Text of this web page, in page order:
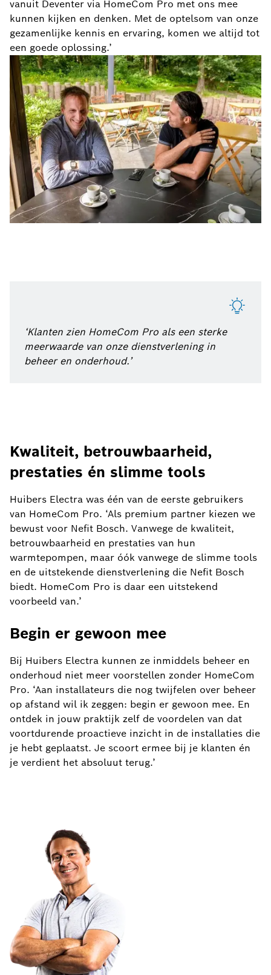
vanuit Deventer via HomeCom Pro met ons mee
kunnen kijken en denken. Met de optelsom van onze
gezamenlijke kennis en ervaring, komen we altijd tot
een goede oplossing.’
‘Klanten zien HomeCom Pro als een sterke
meerwaarde van onze dienstverlening in
beheer en onderhoud.’
Kwaliteit, betrouwbaarheid,
prestaties én slimme tools
Huibers Electra was één van de eerste gebruikers
van HomeCom Pro. ‘Als premium partner kiezen we
bewust voor Nefit Bosch. Vanwege de kwaliteit,
betrouwbaarheid en prestaties van hun
warmtepompen, maar óók vanwege de slimme tools
en de uitstekende dienstverlening die Nefit Bosch
biedt. HomeCom Pro is daar een uitstekend
voorbeeld van.’
Begin er gewoon mee
Bij Huibers Electra kunnen ze inmiddels beheer en
onderhoud niet meer voorstellen zonder HomeCom
Pro. ‘Aan installateurs die nog twijfelen over beheer
op afstand wil ik zeggen: begin er gewoon mee. En
ontdek in jouw praktijk zelf de voordelen van dat
voortdurende proactieve inzicht in de installaties die
je hebt geplaatst. Je scoort ermee bij je klanten én
je verdient het absoluut terug.’